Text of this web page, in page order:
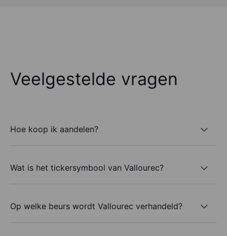
Veelgestelde vragen
Hoe koop ik aandelen?
Wat is het tickersymbool van Vallourec?
Op welke beurs wordt Vallourec verhandeld?